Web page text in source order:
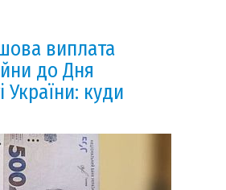
виплата
до Дня
України: куди